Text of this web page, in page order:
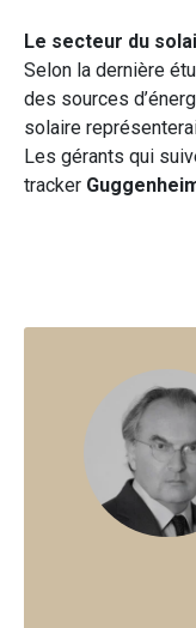
Le secteur du
Selon la dernière
des sources
solaire
Les gérants qui
tracker